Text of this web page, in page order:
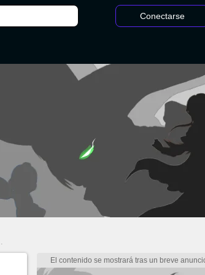
Conectarse